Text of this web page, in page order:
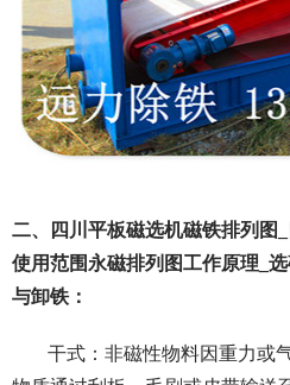
二、四川平板磁选机磁铁排列图
使用范围永磁排列图工作原理_
与卸铁：
干式：非磁性物料因重力或